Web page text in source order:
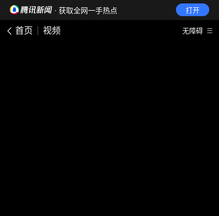
· 获取全网一手热点 打开
首页 视频 无障碍